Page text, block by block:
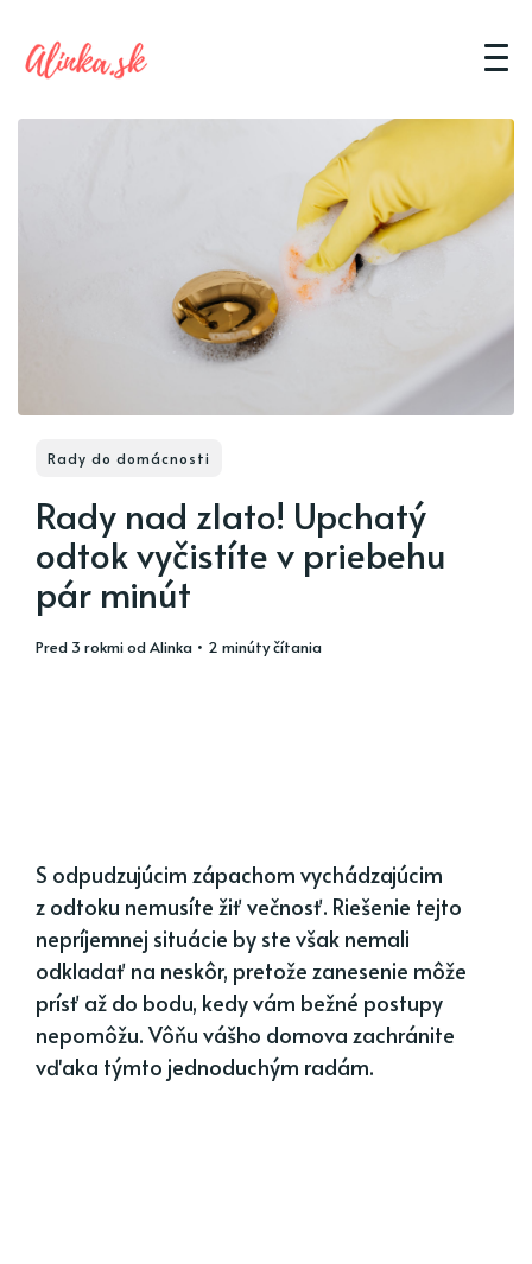
Rady do domácnosti
Rady nad zlato! Upchatý
odtok vyčistíte v priebehu
pár minút
pred 3 rokmiodAlinka • 2 minúty čítania
S odpudzujúcim zápachom vychádzajúcim
z odtoku nemusíte žiť večnosť. Riešenie tejto
nepríjemnej situácie by ste však nemali
odkladať na neskôr, pretože zanesenie môže
prísť až do bodu, kedy vám bežné postupy
nepomôžu. Vôňu vášho domova zachránite
vďaka týmto jednoduchým radám.